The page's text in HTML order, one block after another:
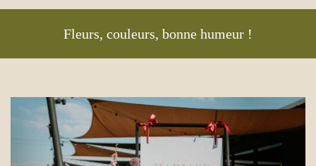
Fleurs, couleurs, bonne humeur !